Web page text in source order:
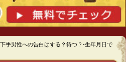
手男性への告白はする？待つ？-生年月日で